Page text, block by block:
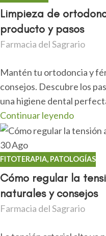
Limpieza de
producto y pasos
Farmacia del Sagrario
Mantén tu ortodoncia y
consejos. Descubre los
una higiene dental
Continuar leyendo
30Ago
FITOTERAPIA, PATOLOGÍAS
Cómo regular la
naturales y consejos
Farmacia del Sagrario